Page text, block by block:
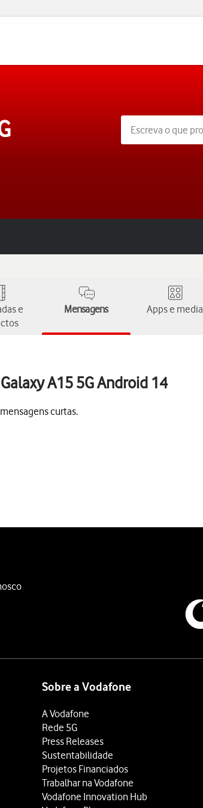
e
Mensagens Apps e media
A15 5G Android 14
curtas.
Sobre a Vodafone
A Vodafone
Rede 5G
Press Releases
Sustentabilidade
Projetos Financiados
Trabalhar na Vodafone
Vodafone Innovation Hub